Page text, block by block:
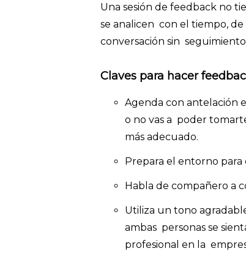
Una sesión de feedback no
se analicen con el tiempo,
conversación sin
Claves para hacer
Agenda con antelación
o no vas a poder
más adecuado.
Prepara el entorno
Habla de compañero a
Utiliza un tono
ambas personas se
profesional en la